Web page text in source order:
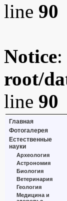
line 90
Notice
root/
line 90
Главная
Фотогалерея
Естественные
науки
Археология
Астрономия
Биология
Ветеринария
Геология
Медицина и